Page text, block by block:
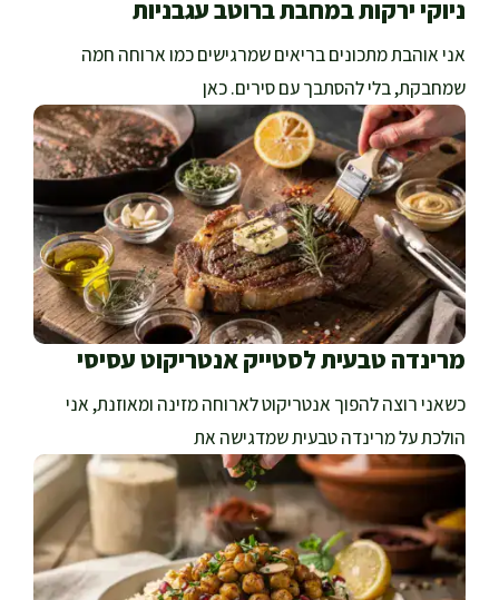
ניוקי ירקות במחבת ברוטב עגבניות
אני אוהבת מתכונים בריאים שמרגישים כמו ארוחה חמה
שמחבקת, בלי להסתבך עם סירים. כאן
מרינדה טבעית לסטייק אנטריקוט עסיסי
כשאני רוצה להפוך אנטריקוט לארוחה מזינה ומאוזנת, אני
הולכת על מרינדה טבעית שמדגישה את